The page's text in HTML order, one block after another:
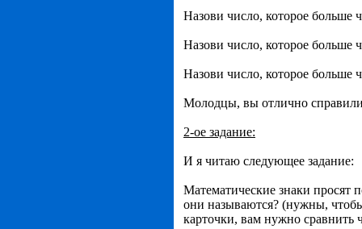
Назови число, которое больше
Назови число, которое больше
Назови число, которое больше
Молодцы, вы отлично
2-ое задание:
И я читаю следующее задание:
Математические знаки
они называются? (нужны,
карточки, вам нужно сравнить